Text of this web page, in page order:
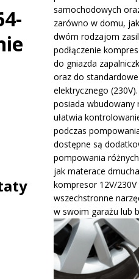
w mistrzostwach
i pierwsze wrażenia z jazdy testowej
samochodowych
zarówno w domu,
dwóm rodzajom
podłączenie
do gniazda
oraz do
elektrycznego
posiada
ułatwia
podczas
dostępne są
pompowania
jak materace
kompresor 12V/
wszechstronne
w swoim garażu lub